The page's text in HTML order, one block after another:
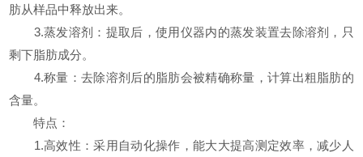
肪从样品中释放出来。
3.蒸发溶剂：提取后，使用仪器内的蒸发装置去除溶剂，只
剩下脂肪成分。
4.称量：去除溶剂后的脂肪会被精确称量，计算出粗脂肪的
含量。
特点：
1.高效性：采用自动化操作，能大大提高测定效率，减少人